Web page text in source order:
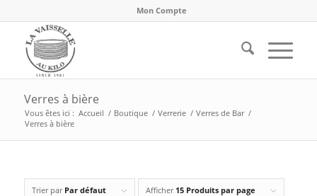
Mon Compte
Verres à bière
Vous êtes ici : Accueil / Boutique / Verrerie / Verres de Bar /
Verres à bière
Trier par Par défaut Afficher 15 Produits par page